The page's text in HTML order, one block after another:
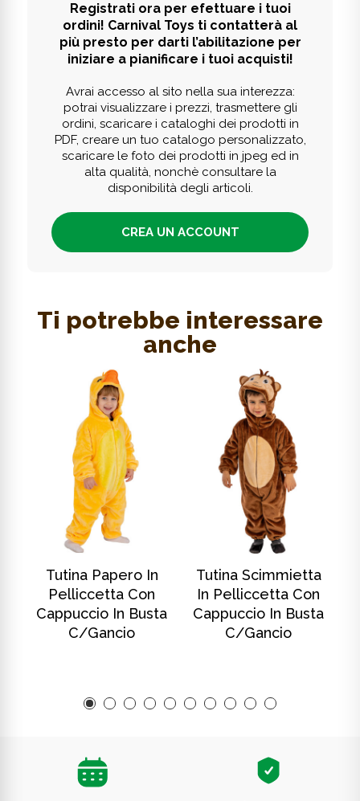
Registrati ora per efettuare i tuoi
ordini! Carnival Toys ti contatterà al
più presto per darti l’abilitazione per
iniziare a pianificare i tuoi acquisti!
Avrai accesso al sito nella sua interezza:
potrai visualizzare i prezzi, trasmettere gli
ordini, scaricare i cataloghi dei prodotti in
PDF, creare un tuo catalogo personalizzato,
scaricare le foto dei prodotti in jpeg ed in
alta qualità, nonchè consultare la
disponibilità degli articoli.
CREA UN ACCOUNT
Ti potrebbe interessare
anche
Tutina Papero In
Pelliccetta Con
Cappuccio In Busta
C/gancio
Tutina Scimmietta
In Pelliccetta Con
Cappuccio In Busta
C/gancio